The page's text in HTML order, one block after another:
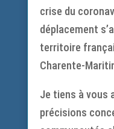
crise du
déplacement
territoire
Charente-
Je tiens à vous
précisions